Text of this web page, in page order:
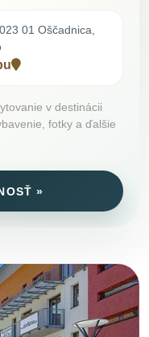
01 Oščadnica,
v destinácii
fotky a ďalšie
»